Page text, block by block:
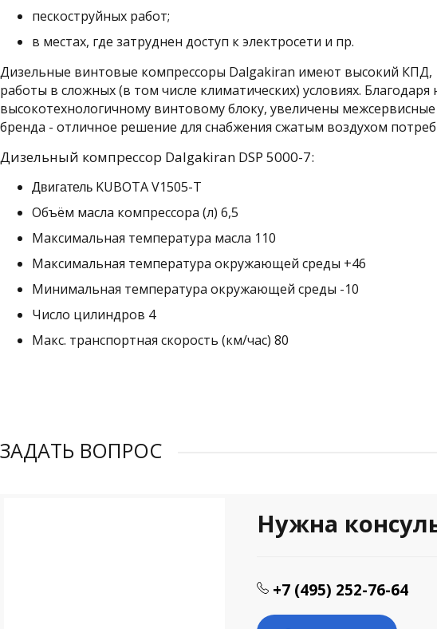
пескоструйных работ;
в местах, где затруднен доступ к электросети и пр.
Дизельные винтовые компрессоры Dalgakiran имеют высокий КПД,
работы в сложных (в том числе климатических) условиях.
высокотехнологичному винтовому блоку, увеличены
бренда - отличное решение для снабжения сжатым воздухом
Дизельный компрессор Dalgakiran DSP 5000-7:
Двигатель KUBOTA V1505-T
Объём масла компрессора (л) 6,5
Максимальная температура масла 110
Максимальная температура окружающей среды +46
Минимальная температура окружающей среды -10
Число цилиндров 4
Макс. транспортная скорость (км/час) 80
ЗАДАТЬ ВОПРОС
Нужна
+7 (495) 252-76-64